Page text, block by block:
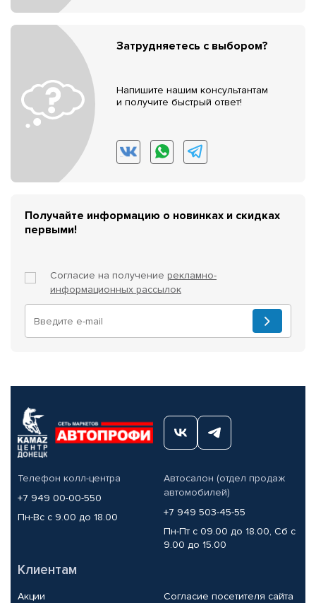
Затрудняетесь с выбором?
Напишите нашим консультантам
и получите быстрый ответ!
Получайте информацию о новинках и скидках
первыми!
Согласие на получение рекламно-
информационных рассылок
Телефон колл-центра
+7 949 00-00-550
Пн-Вс с 9.00 до 18.00
Автосалон (отдел продаж
автомобилей)
+7 949 503-45-55
Пн-Пт с 09.00 до 18.00, Сб с
9.00 до 15.00
Клиентам
Акции
Согласие посетителя сайта